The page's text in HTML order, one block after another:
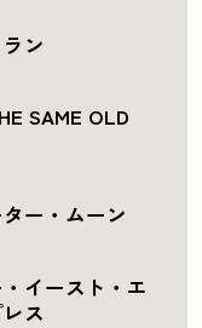
ン
SAME OLD
ー・ムーン
イースト・エ
ス